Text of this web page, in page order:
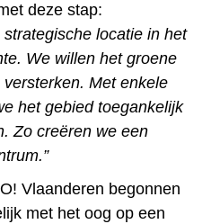
deze stap:
strategische locatie in het
We willen het groene
Met enkele
het gebied toegankelijk
Zo creëren we een
Vlaanderen begonnen
met het oog op een